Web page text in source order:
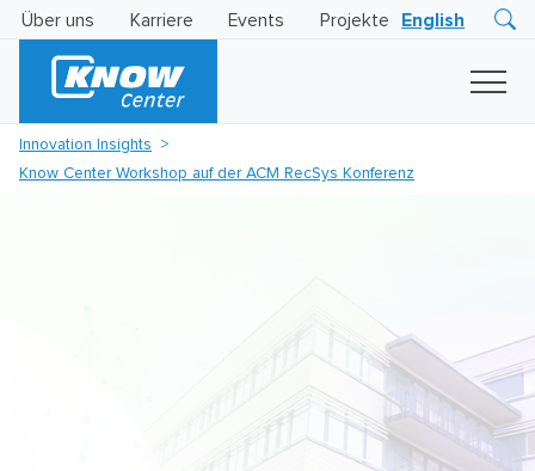
Über uns Karriere Events Projekte English
Business
Innovation Insights
Know Center Workshop auf der ACM RecSys Konferenz